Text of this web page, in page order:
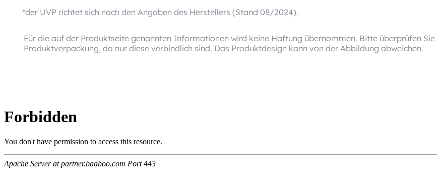
*der UVP richtet sich nach den Angaben des Herstellers (Stand 08/2024).
Für die auf der Produktseite genannten Informationen wird keine Haftung übernommen. Bitte überprüfen
Produktverpackung, da nur diese verbindlich sind. Das Produktdesign kann von der Abbildung abweichen.